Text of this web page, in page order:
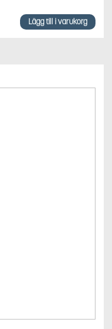
Lägg till i varukorg